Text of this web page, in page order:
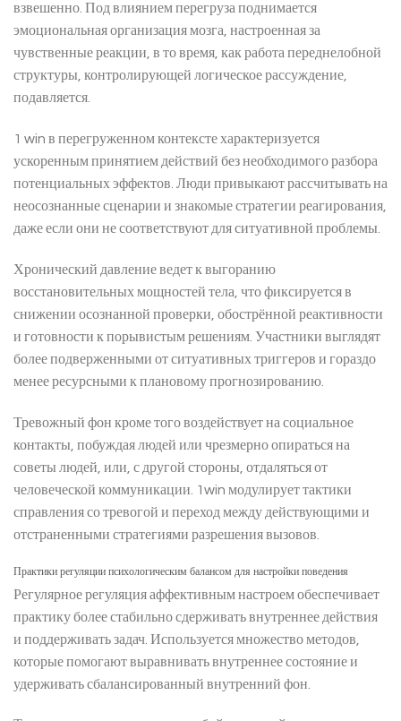
взвешенно. Под влиянием перегруза поднимается
эмоциональная организация мозга, настроенная за
чувственные реакции, в то время, как работа переднелобной
структуры, контролирующей логическое рассуждение,
подавляется.
1 win в перегруженном контексте характеризуется
ускоренным принятием действий без необходимого разбора
потенциальных эффектов. Люди привыкают рассчитывать на
неосознанные сценарии и знакомые стратегии реагирования,
даже если они не соответствуют для ситуативной проблемы.
Хронический давление ведет к выгоранию
восстановительных мощностей тела, что фиксируется в
снижении осознанной проверки, обострённой реактивности
и готовности к порывистым решениям. Участники выглядят
более подверженными от ситуативных триггеров и гораздо
менее ресурсными к плановому прогнозированию.
Тревожный фон кроме того воздействует на социальное
контакты, побуждая людей или чрезмерно опираться на
советы людей, или, с другой стороны, отдаляться от
человеческой коммуникации. 1win модулирует тактики
справления со тревогой и переход между действующими и
отстраненными стратегиями разрешения вызовов.
Практики регуляции психологическим балансом для настройки поведения
Регулярное регуляция аффективным настроем обеспечивает
практику более стабильно сдерживать внутреннее действия
и поддерживать задач. Используется множество методов,
которые помогают выравнивать внутреннее состояние и
удерживать сбалансированный внутренний фон.